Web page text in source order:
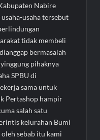
Nabire
usaha tersebut
tidak membeli
bermasalah
pihaknya
SPBU di
sama untuk
Pertashop hampir
salah satu
kelurahan Bumi
sebab itu kami